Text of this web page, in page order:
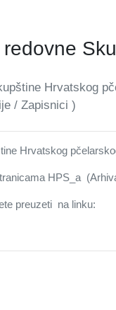
Hrvatskog
/ Zapisnici )
Hrvatskog
HPS_a
preuzeti na linku: